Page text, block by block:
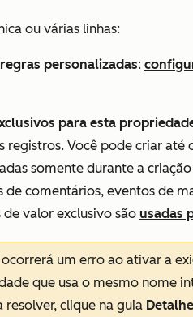
ou várias linhas:
personalizadas:
para esta
registros. Você pode criar
somente durante a
de comentários, eventos de
valor exclusivo são usadas
ocorrerá um erro ao ativar a
que usa o mesmo nome
resolver, clique na guia